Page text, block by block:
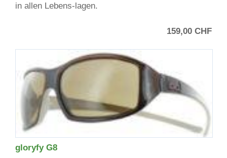
in allen Lebens-lagen.
159,00 CHF
gloryfy G8